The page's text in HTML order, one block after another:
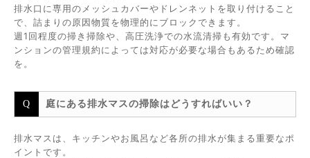
排水口に専用のメッシュカバーやドレンネットを取り付けること
で、詰まりの原因物質を物理的にブロックできます。
週1回程度の掃き掃除や、高圧洗浄での水流清掃も有効です。マ
ンションの管理規約によっては対応が必要な場合もあるため確認
を。
庭にある排水マスの掃除はどうすればいい？
排水マスは、キッチンやお風呂など各所の排水が集まる重要なポ
イントです。